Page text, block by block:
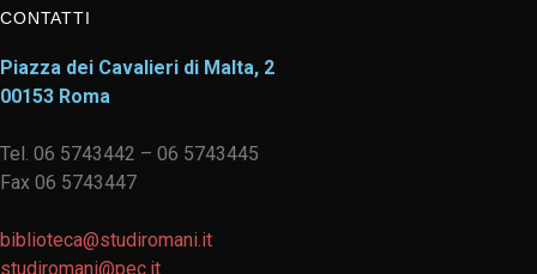
CONTATTI
Piazza dei Cavalieri di Malta, 2
00153 Roma
Tel. 06 5743442 – 06 5743445
Fax 06 5743447
biblioteca@studiromani.it
studiromani@pec.it